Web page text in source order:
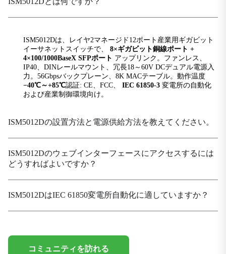
IEEE 802.3x
流量制御
ギガビットイーサネット
RFC規格
RFC 1027
ARPを使用して透過型サブネットゲートウェイを実装する
RFC 1059、1119
NTPv1/2
IGMP
BGPとOSPFの相互作用
ISM5012Dは、レイヤ2マネージド12ポート産業用ギガビット
イーサネットスイッチで、 8×ギガビット銅線ポート +
4×100/1000BaseX SFPポート アップリンク。ファンレス、
IP40、DINレールマウント、冗長18～60V DCデュアル電源入
力。56Gbpsバックプレーン、8K MACテーブル。動作温度
−40℃～+85℃認証: CE、FCC、 IEC 61850-3 変電所の自動化
および産業制御環境向け。
ISM5012Dの設置方法と電源供給方法を教えてください。
ISM5012Dのウェブインターフェースにアクセスするには
どうすればよいですか？
ISM5012DはIEC 61850変電所自動化に適していますか？
コミュニティを訪れる